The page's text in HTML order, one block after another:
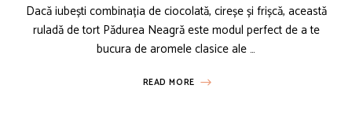
Dacă iubești combinația de ciocolată, cireșe și frișcă, această
ruladă de tort Pădurea Neagră este modul perfect de a te
bucura de aromele clasice ale …
READ MORE